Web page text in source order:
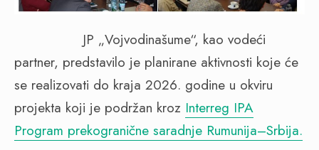
JP „Vojvodinašume“, kao vodeći
partner, predstavilo je planirane aktivnosti koje će
se realizovati do kraja 2026. godine u okviru
projekta koji je podržan kroz Interreg IPA
Program prekogranične saradnje Rumunija–Srbija.